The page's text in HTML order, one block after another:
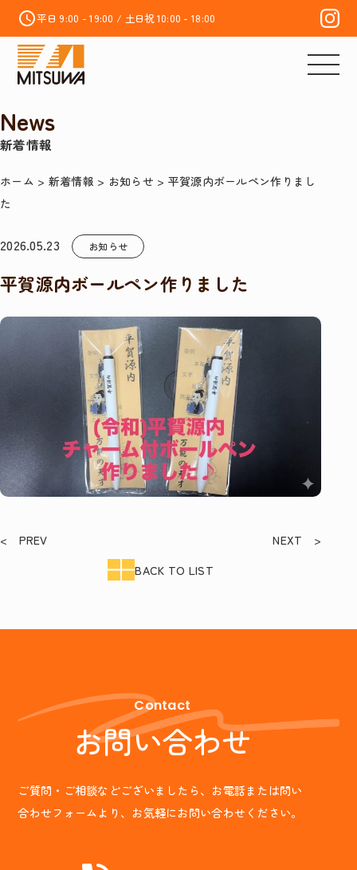
平日 9:00 - 19:00 / 土日祝 10:00 - 18:00
News
新着情報
ホーム > 新着情報 > お知らせ > 平賀源内ボールペン作りまし
た
2026.05.23 お知らせ
平賀源内ボールペン作りました
< PREV
NEXT >
BACK TO LIST
Contact
お問い合わせ
ご質問・ご相談などございましたら、お電話または問い
合わせフォームより、お気軽にお問い合わせください。